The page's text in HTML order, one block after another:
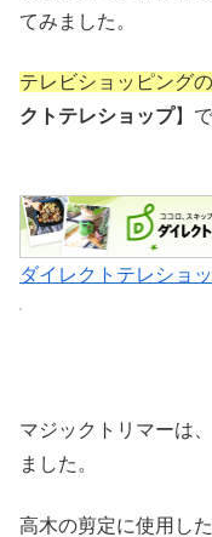
てみました。
テレビショッピング
クトテレショップ】
ダイレクトテレショ
マジックトリマーは
ました。
高木の剪定に使用し